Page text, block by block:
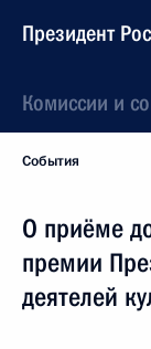
Президент
Комиссии и
События
О приёме
премии
деятелей